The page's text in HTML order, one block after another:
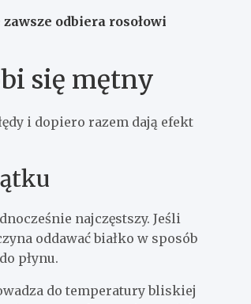
odbiera rosołowi
się mętny
i dopiero razem dają efekt
najczęstszy. Jeśli
oddawać białko w sposób
płynu.
do temperatury bliskiej